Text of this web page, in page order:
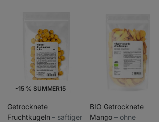
-15 % SUMMER15
Getrocknete
Fruchtkugeln ⁠–⁠ saftiger
BIO Getrocknete
Mango ⁠–⁠ ohne